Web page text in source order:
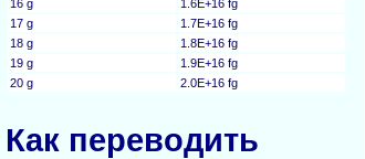
16 g
1.6E+16 fg
17 g
1.7E+16 fg
18 g
1.8E+16 fg
19 g
1.9E+16 fg
20 g
2.0E+16 fg
Как переводить